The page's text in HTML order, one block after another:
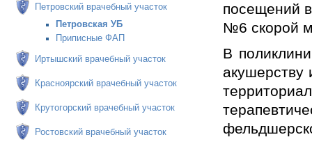
посещений
№6 скорой
В
акушерству
Петровский врачебный участок
Петровская УБ
Приписные ФАП
Иртышский врачебный участок
Красноярский врачебный участок
Крутогорский врачебный участок
Ростовский врачебный участок